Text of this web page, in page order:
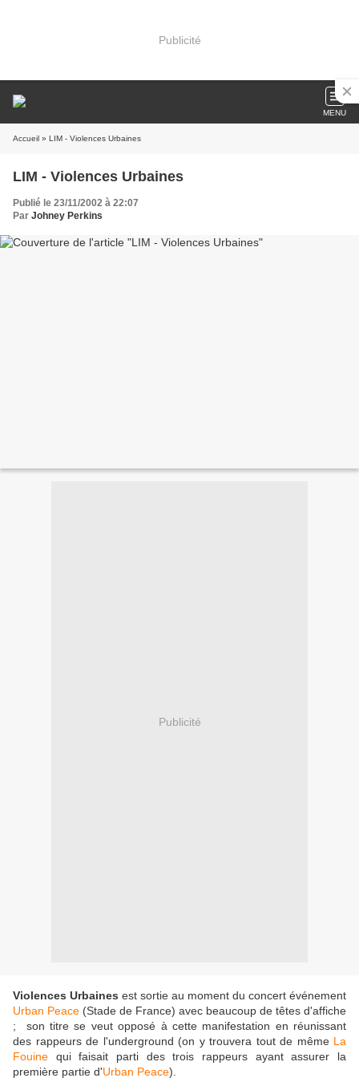
Publicité
MENU
Accueil » LIM - Violences Urbaines
LIM - Violences Urbaines
Publié le 23/11/2002 à 22:07
Par Johney Perkins
Publicité
Violences Urbaines est sortie au moment du concert événement
Urban Peace (Stade de France) avec beaucoup de têtes d'affiche
; son titre se veut opposé à cette manifestation en réunissant
des rappeurs de l'underground (on y trouvera tout de même La
Fouine qui faisait parti des trois rappeurs ayant assurer la
première partie d'Urban Peace).